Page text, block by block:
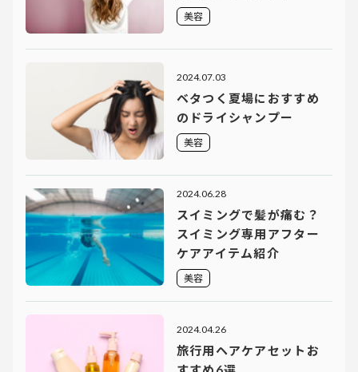
美容
2024.07.03
ベタつく夏場におすすめ
のドライシャンプー
美容
2024.06.28
スイミングで髪が痛む？
スイミング専用アフター
ケアアイテム紹介
美容
2024.04.26
旅行用ヘアケアセットお